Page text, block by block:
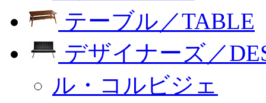
テーブル／TABLE
デザイナーズ／
ル・コルビジェ